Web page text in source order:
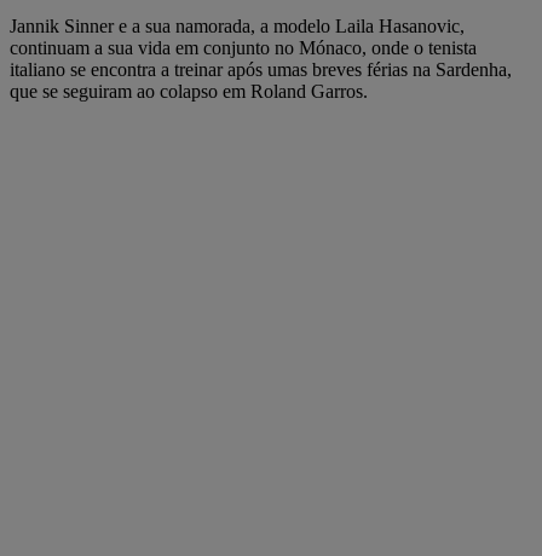
Jannik Sinner e a sua namorada, a modelo Laila Hasanovic,
continuam a sua vida em conjunto no Mónaco, onde o tenista
italiano se encontra a treinar após umas breves férias na Sardenha,
que se seguiram ao colapso em Roland Garros.